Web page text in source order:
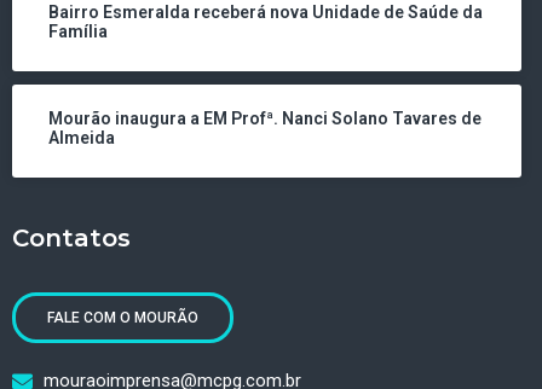
Bairro Esmeralda receberá nova Unidade de Saúde da
Família
Mourão inaugura a EM Profª. Nanci Solano Tavares de
Almeida
Contatos
FALE COM O MOURÃO
mouraoimprensa@mcpg.com.br